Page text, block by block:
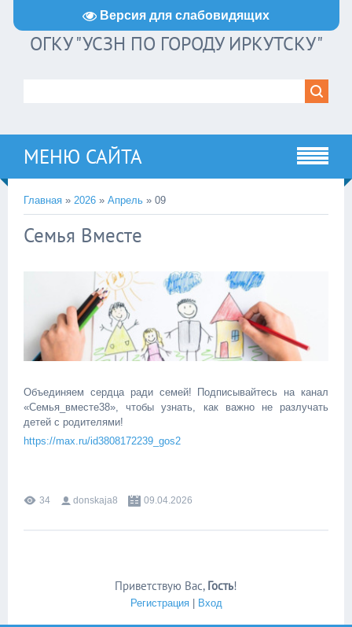
Версия для слабовидящих
ОГКУ "УСЗН ПО ГОРОДУ ИРКУТСКУ"
МЕНЮ САЙТА
Главная » 2026 » Апрель » 09
Семья Вместе
Объединяем сердца ради семей! Подписывайтесь на канал
«Семья_вместе38», чтобы узнать, как важно не разлучать
детей с родителями!
https://max.ru/id3808172239_gos2
34 donskaja8 09.04.2026
Приветствую Вас, Гость!
Регистрация| Вход